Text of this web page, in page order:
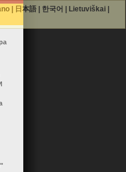
| 日本語| 한국어 Lietuviškai|